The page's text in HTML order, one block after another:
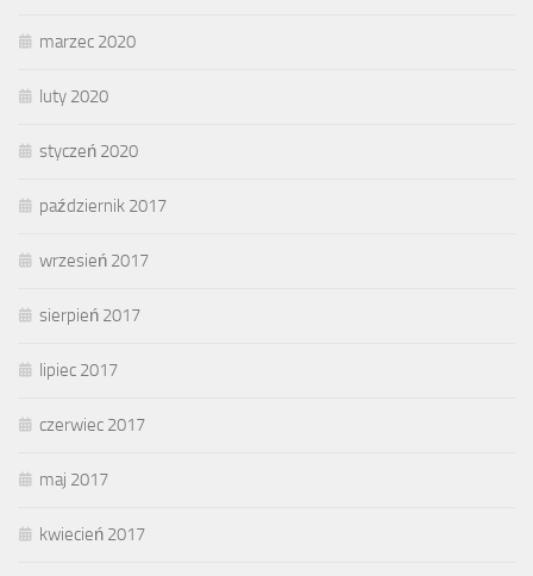
marzec 2020
luty 2020
styczeń 2020
październik 2017
wrzesień 2017
sierpień 2017
lipiec 2017
czerwiec 2017
maj 2017
kwiecień 2017